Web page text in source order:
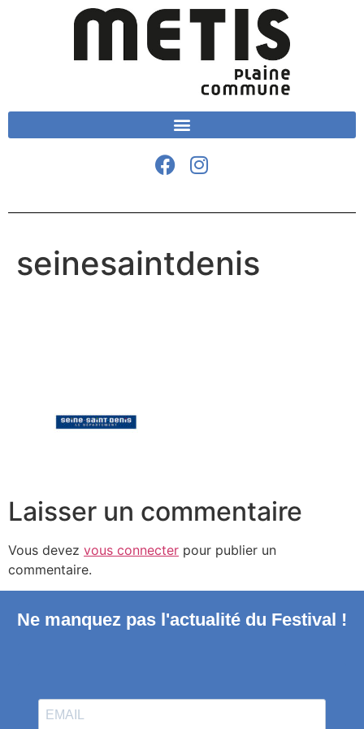
seinesaintdenis
Laisser un commentaire
Vous devez vous connecter pour publier un
commentaire.
Ne manquez pas l'actualité du Festival !